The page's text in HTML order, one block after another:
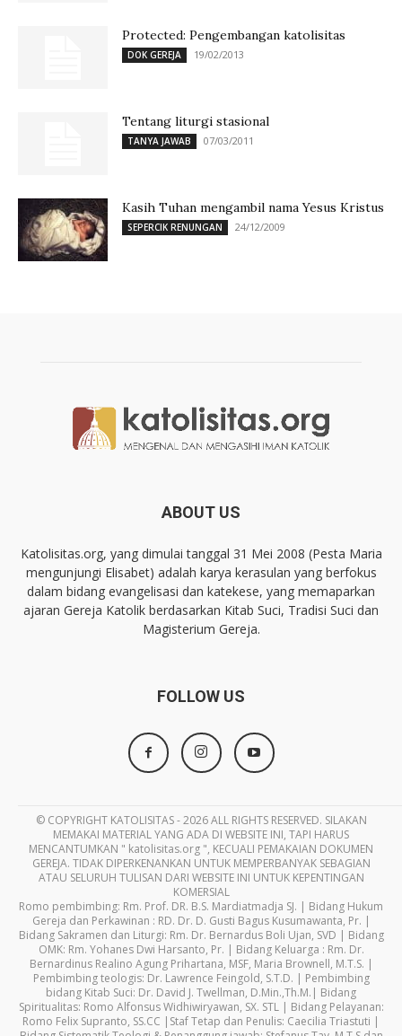
Protected: Pengembangan katolisitas
DOK GEREJA 19/02/2013
Tentang liturgi stasional
TANYA JAWAB 07/03/2011
Kasih Tuhan mengambil nama Yesus Kristus
SEPERCIK RENUNGAN 24/12/2009
ABOUT US
Katolisitas.org, yang dimulai tanggal 31 Mei 2008 (Pesta Maria
mengunjungi Elisabet) adalah karya kerasulan yang berfokus
dalam bidang evangelisasi dan katekese, yang memaparkan
ajaran Gereja Katolik berdasarkan Kitab Suci, Tradisi Suci dan
Magisterium Gereja.
FOLLOW US
© COPYRIGHT KATOLISITAS - 2026 ALL RIGHTS RESERVED. SILAKAN
MEMAKAI MATERIAL YANG ADA DI WEBSITE INI, TAPI HARUS
MENCANTUMKAN " katolisitas.org ", KECUALI PEMAKAIAN DOKUMEN
GEREJA. TIDAK DIPERKENANKAN UNTUK MEMPERBANYAK SEBAGIAN
ATAU SELURUH TULISAN DARI WEBSITE INI UNTUK KEPENTINGAN
KOMERSIAL
Romo pembimbing: Rm. Prof. DR. B.S. Mardiatmadja SJ. | Bidang Hukum
Gereja dan Perkawinan : RD. Dr. D. Gusti Bagus Kusumawanta, Pr. |
Bidang Sakramen dan Liturgi: Rm. Dr. Bernardus Boli Ujan, SVD | Bidang
OMK: Rm. Yohanes Dwi Harsanto, Pr. | Bidang Keluarga : Rm. Dr.
Bernardinus Realino Agung Prihartana, MSF, Maria Brownell, M.T.S. |
Pembimbing teologis: Dr. Lawrence Feingold, S.T.D. | Pembimbing
bidang Kitab Suci: Dr. David J. Twellman, D.Min.,Th.M.| Bidang
Spiritualitas: Romo Alfonsus Widhiwiryawan, SX. STL | Bidang Pelayanan:
Romo Felix Supranto, SS.CC |Staf Tetap dan Penulis: Caecilia Triastuti |